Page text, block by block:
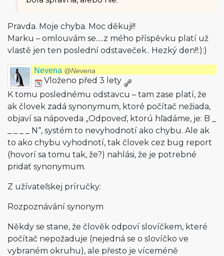
Pravda. Moje chyba. Moc děkuji!!
Marku – omlouvám se.....z mého příspěvku platí už
vlastě jen ten poslední odstaveček.. Hezký den!!:):)
Nevena @Nevena
Vloženo před 3 lety
K tomu poslednému odstavcu – tam zase platí, že
ak človek zadá synonymum, ktoré počítač nežiada,
objaví sa nápoveda „Odpoveď, ktorú hľadáme, je: B _
_ _ _ _ N“, systém to nevyhodnotí ako chybu. Ale ak
to ako chybu vyhodnotí, tak človek cez bug report
(hovorí sa tomu tak, že?) nahlási, že je potrebné
pridať synonymum.
Z užívateľskej príručky:
Rozpoznávání synonym
Někdy se stane, že člověk odpoví slovíčkem, které
počítač nepožaduje (nejedná se o slovíčko ve
vybraném okruhu), ale přesto je víceméně